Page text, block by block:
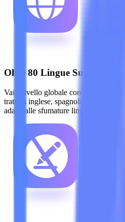
Oltre 80 Lingue Supportate
Vai a livello globale con una fluidità
tratti di inglese, spagnolo, francese o
adatta alle sfumature linguistiche di